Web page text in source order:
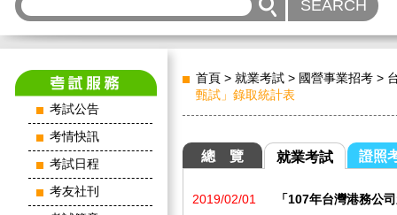
考試公告
考情快訊
考試日程
考友社刊
首頁 > 就業考試 > 國營事業招考 >
甄試」錄取統計表
總 覽 就業考試 證照
2019/02/01 「107年台灣港務公